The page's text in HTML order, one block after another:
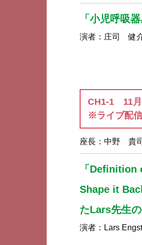
「小児呼吸
演者： 庄司 健
CH1-1 11
※ライブ配
座長： 中野 貴
「
Shape it
たLars先生
演者： Lars